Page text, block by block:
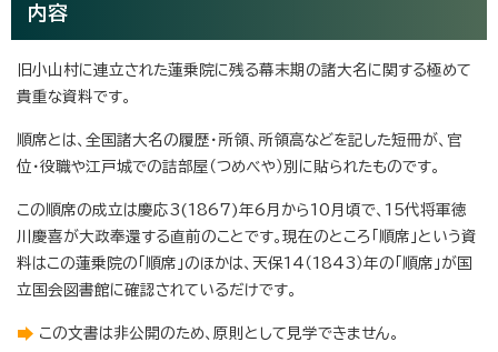
内容
旧小山村に連立された蓮乗院に残る幕末期の諸大名に関する極めて
貴重な資料です。
順席とは、全国諸大名の履歴・所領、所領高などを記した短冊が、官
位・役職や江戸城での詰部屋（つめべや）別に貼られたものです。
この順席の成立は慶応3(1867)年6月から10月頃で、15代将軍徳
川慶喜が大政奉還する直前のことです。現在のところ「順席」という資
料はこの蓮乗院の「順席」のほかは、天保14（1843）年の「順席」が国
立国会図書館に確認されているだけです。
この文書は非公開のため、原則として見学できません。